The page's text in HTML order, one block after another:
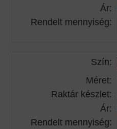
Ár:
Rendelt mennyiség:
Szín:
Méret:
Raktár készlet:
Ár:
Rendelt mennyiség: